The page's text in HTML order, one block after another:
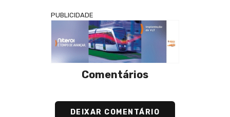
PUBLICIDADE
Comentários
DEIXAR COMENTÁRIO